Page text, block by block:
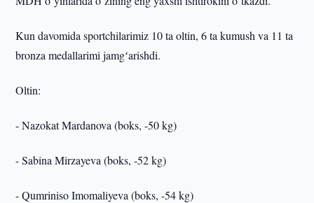
Kun davomida sportchilarimiz 10 ta oltin, 6 ta kumush va 11 ta
bronza medallarimi jamgʻarishdi.
Oltin:
- Nazokat Mardanova (boks, -50 kg)
- Sabina Mirzayeva (boks, -52 kg)
- Qumriniso Imomaliyeva (boks, -54 kg)